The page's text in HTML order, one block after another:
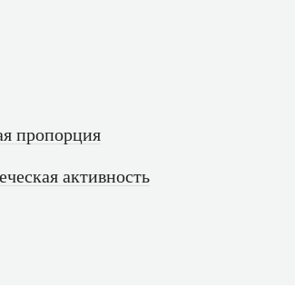
пропорция
активность